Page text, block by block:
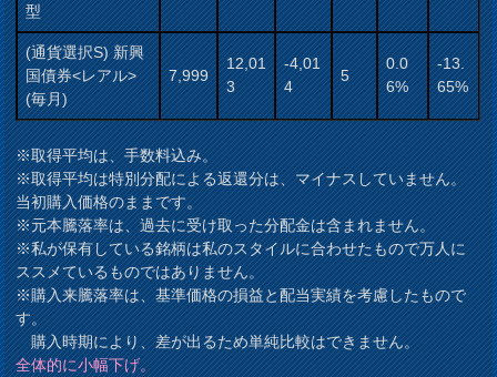
型
(通貨選択S) 新興
国債券<レアル>
(毎月)
7,999
12,01
3
-4,01
4
5
0.0
6%
-13.
65%
※取得平均は、手数料込み。
※取得平均は特別分配による返還分は、マイナスしていません。
当初購入価格のままです。
※元本騰落率は、過去に受け取った分配金は含まれません。
※私が保有している銘柄は私のスタイルに合わせたもので万人に
ススメているものではありません。
※購入来騰落率は、基準価格の損益と配当実績を考慮したもので
す。
購入時期により、差が出るため単純比較はできません。
全体的に小幅下げ。